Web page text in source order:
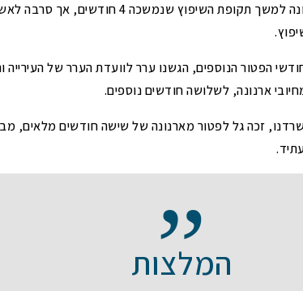
העירייה ניאותה לוותר על תשלומי ארנונה למשך
הפטור הנוספים, הגשנו ערר לוועדת הערר של
ארנונה, לשלושה חודשים נוספים.
זכה גל לפטור מארנונה של שישה חודשים מלאים,
המלצות